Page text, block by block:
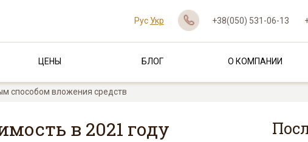
+38(050) 531-06-13
Рус Укр
ЦЕНЫ БЛОГ О КОМПАНИИ
способом вложения средств
в 2021 году